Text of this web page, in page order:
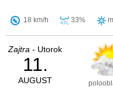
18 km/h 33%
Zajtra - Utorok
11.
AUGUST